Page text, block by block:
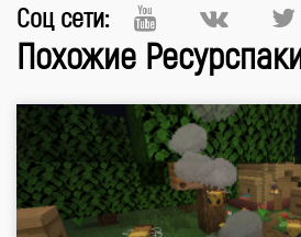
Соц сети:
Похожие